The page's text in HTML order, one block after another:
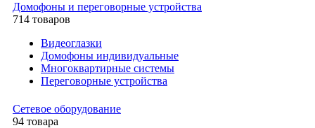
Домофоны и переговорные устройства
714 товаров
Видеоглазки
Домофоны индивидуальные
Многоквартирные системы
Переговорные устройства
Сетевое оборудование
94 товара